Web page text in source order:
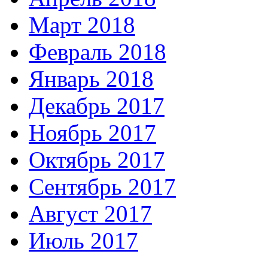
Март 2018
Февраль 2018
Январь 2018
Декабрь 2017
Ноябрь 2017
Октябрь 2017
Сентябрь 2017
Август 2017
Июль 2017